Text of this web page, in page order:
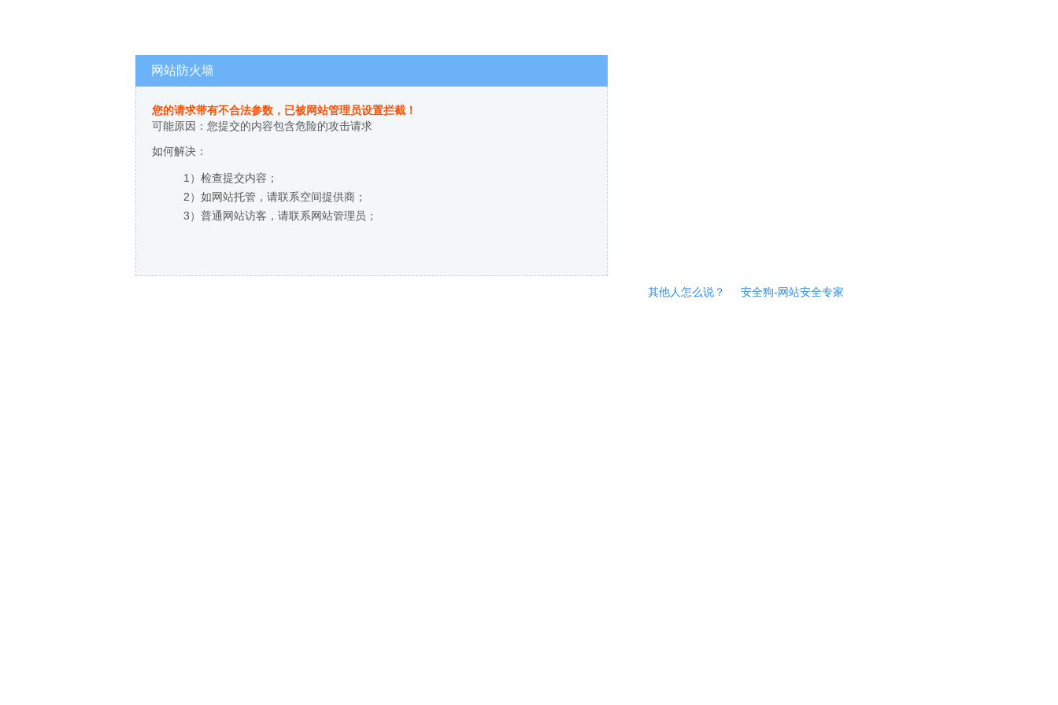
网站防火墙
您的请求带有不合法参数，已被网站管理员设置拦截！
可能原因：您提交的内容包含危险的攻击请求
如何解决：
1）检查提交内容；
2）如网站托管，请联系空间提供商；
3）普通网站访客，请联系网站管理员；
其他人怎么说？ 安全狗-网站安全专家